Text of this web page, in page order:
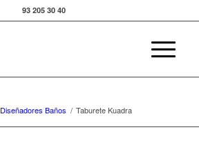
93 205 30 40
Diseñadores Baños / Taburete Kuadra